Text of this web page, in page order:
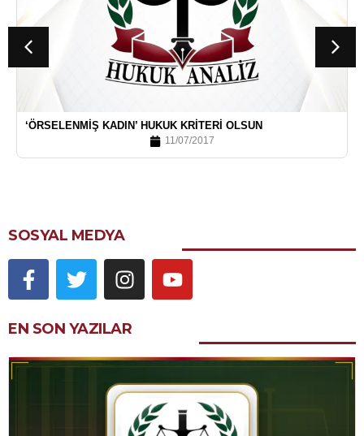
‘ÖRSELENMIŞ KADIN’ HUKUK KRITERI OLSUN
11/07/2017
SOSYAL MEDYA
EN SON YAZILAR